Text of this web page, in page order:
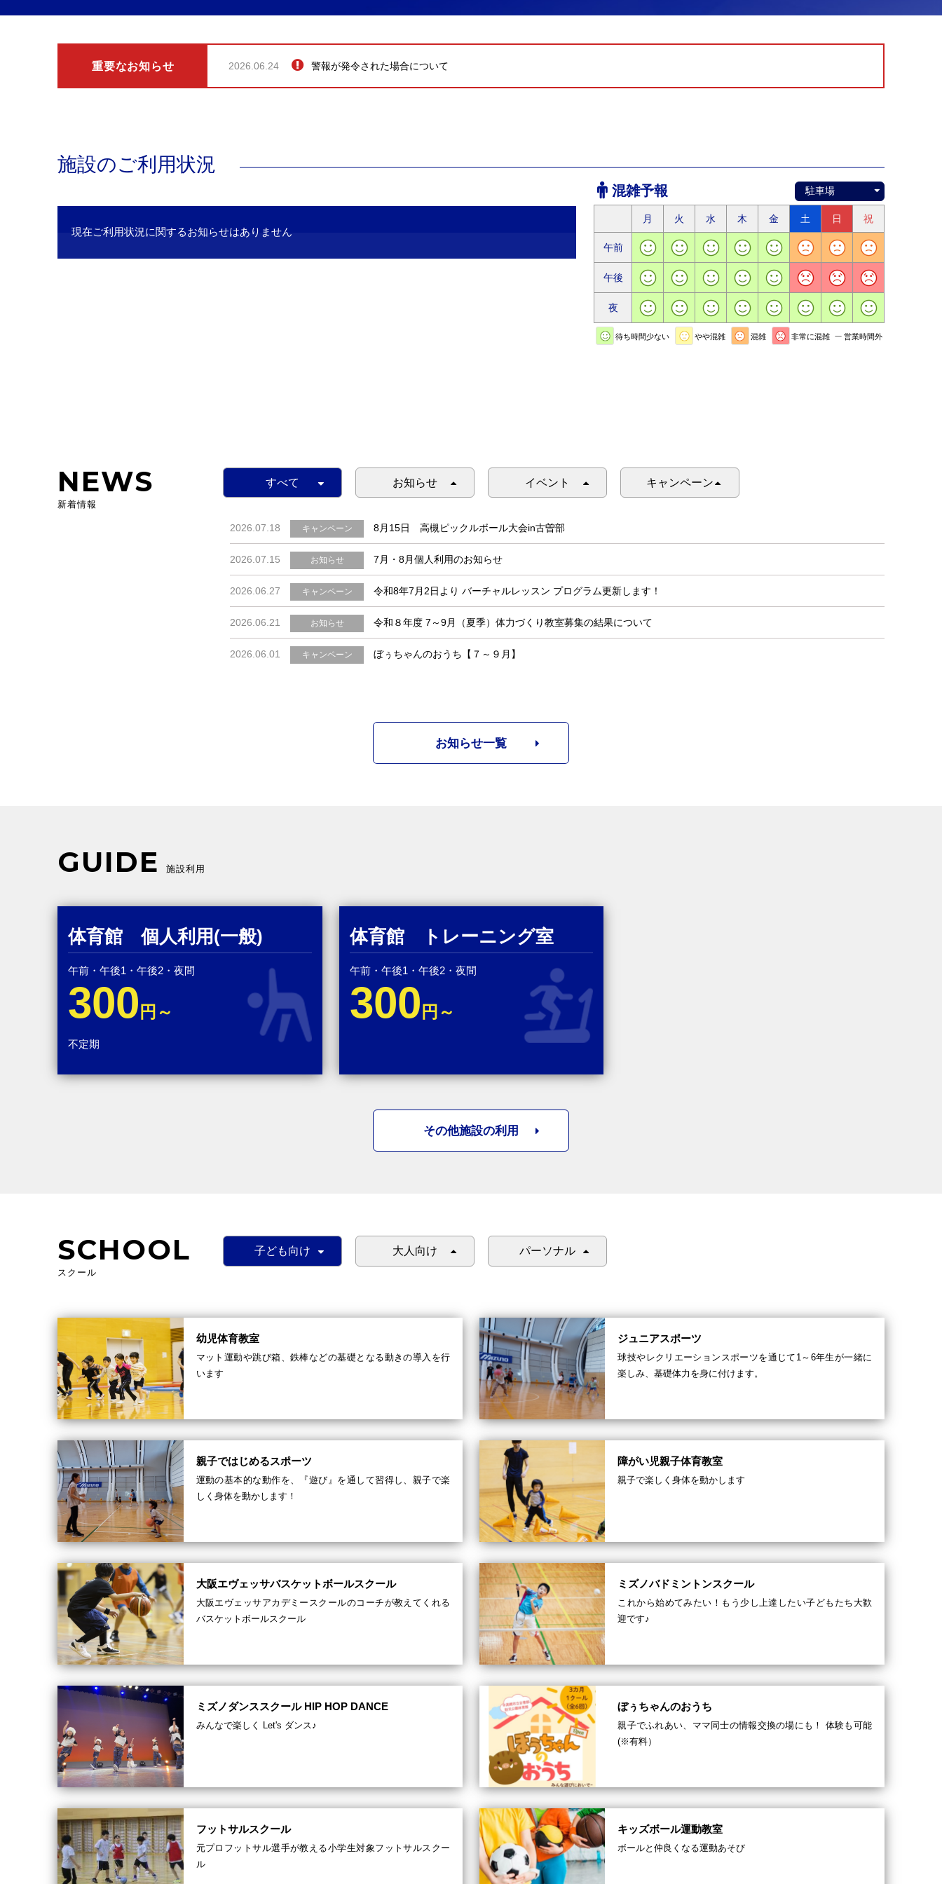
重要なお知らせ 2026.06.24 警報が発令された場合について
施設のご利用状況
現在ご利用状況に関するお知らせはありません
混雑予報
月 火 水 木 金 土 日 祝
午前
午後
夜
待ち時間少ない やや混雑 混雑 非常に混雑 営業時間外
NEWS
新着情報
すべて お知らせ イベント キャンペーン
2026.07.18 キャンペーン 8月15日 高槻ピックルボール大会in古曽部
2026.07.15 お知らせ 7月・8月個人利用のお知らせ
2026.06.27 キャンペーン 令和8年7月2日より バーチャルレッスン プログラム更新します！
2026.06.21 お知らせ 令和８年度 7～9月（夏季）体力づくり教室募集の結果について
2026.06.01 キャンペーン ぼぅちゃんのおうち【７～９月】
お知らせ一覧
GUIDE 施設利用
体育館 個人利用(一般)
午前・午後1・午後2・夜間
300 円～
不定期
体育館 トレーニング室
午前・午後1・午後2・夜間
300 円～
その他施設の利用
SCHOOL
スクール
子ども向け 大人向け パーソナル
幼児体育教室
マット運動や跳び箱、鉄棒などの基礎となる動きの導入を行
います
ジュニアスポーツ
球技やレクリエーションスポーツを通じて1～6年生が一緒に
楽しみ、基礎体力を身に付けます。
親子ではじめるスポーツ
運動の基本的な動作を、『遊び』を通して習得し、親子で楽
しく身体を動かします！
障がい児親子体育教室
親子で楽しく身体を動かします
大阪エヴェッサバスケットボールスクール
大阪エヴェッサアカデミースクールのコーチが教えてくれる
バスケットボールスクール
ミズノバドミントンスクール
これから始めてみたい！もう少し上達したい子どもたち大歓
迎です♪
ミズノダンススクール HIP HOP DANCE
みんなで楽しく Let's ダンス♪
ぼぅちゃんのおうち
親子でふれあい、ママ同士の情報交換の場にも！ 体験も可能
(※有料）
フットサルスクール
元プロフットサル選手が教える小学生対象フットサルスクー
ル
キッズボール運動教室
ボールと仲良くなる運動あそび